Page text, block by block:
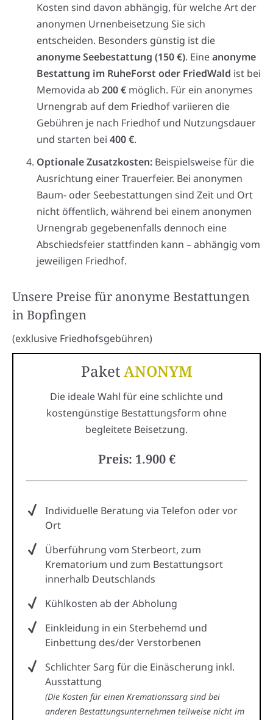
Kosten sind davon abhängig, für welche Art der
anonymen Urnenbeisetzung Sie sich
entscheiden. Besonders günstig ist die
anonyme Seebestattung (150 €). Eineanonyme
Bestattung im RuheForst oder FriedWald ist bei
Memovida ab 200 € möglich. Für ein anonymes
Urnengrab auf dem Friedhof variieren die
Gebühren je nach Friedhof und Nutzungsdauer
und starten bei 400 €.
Optionale Zusatzkosten: Beispielsweise für die
Ausrichtung einer Trauerfeier. Bei anonymen
Baum- oder Seebestattungen sind Zeit und Ort
nicht öffentlich, während bei einem anonymen
Urnengrab gegebenenfalls dennoch eine
Abschiedsfeier stattfinden kann – abhängig vom
jeweiligen Friedhof.
Unsere Preise für anonyme Bestattungen
in Bopfingen
(exklusive Friedhofsgebühren)
PaketANONYM
Die ideale Wahl für eine schlichte und
kostengünstige Bestattungsform ohne
begleitete Beisetzung.
Preis: 1.900 €
Individuelle Beratung via Telefon oder vor
Ort
Überführung vom Sterbeort, zum
Krematorium und zum Bestattungsort
innerhalb Deutschlands
Kühlkosten ab der Abholung
Einkleidung in ein Sterbehemd und
Einbettung des/der Verstorbenen
Schlichter Sarg für die Einäscherung inkl.
Ausstattung
(Die Kosten für einen Kremationssarg sind bei
anderen Bestattungsunternehmen teilweise nicht im